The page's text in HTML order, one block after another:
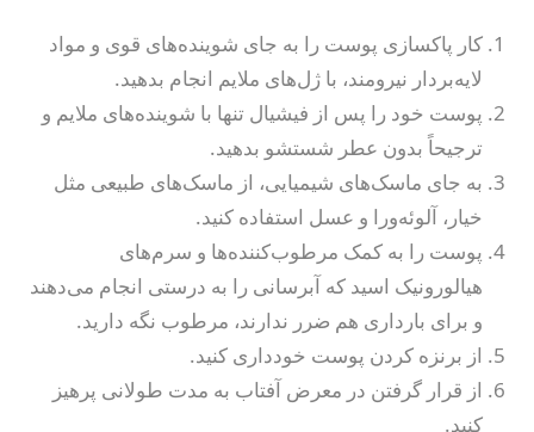
کار پاکسازی پوست را به جای شوینده‌های قوی و مواد
لایه‌بردار نیرومند، با ژل‌های ملایم انجام بدهید.
پوست خود را پس از فیشیال تنها با شوینده‌های ملایم و
ترجیحاً بدون عطر شستشو بدهید.
به جای ماسک‌های شیمیایی، از ماسک‌های طبیعی مثل
خیار، آلوئه‌ورا و عسل استفاده کنید.
پوست را به کمک مرطوب‌کننده‌ها و سرم‌های
هیالورونیک اسید که آبرسانی را به درستی انجام می‌دهند
و برای بارداری هم ضرر ندارند، مرطوب نگه دارید.
از برنزه کردن پوست خودداری کنید.
از قرار گرفتن در معرض آفتاب به مدت طولانی پرهیز
کنید.